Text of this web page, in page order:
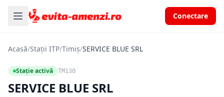
Conectare
Acasă/Stații ITP/Timiș/SERVICE BLUE SRL
Stație activă TM130
SERVICE BLUE SRL